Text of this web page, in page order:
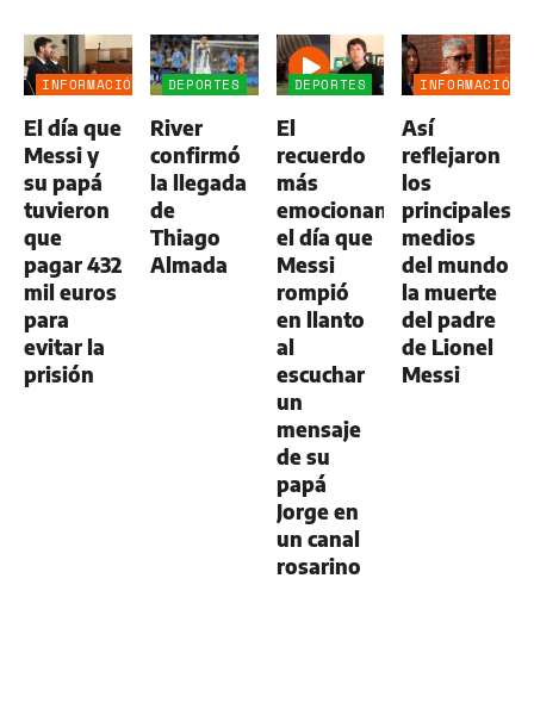
INFORMACIÓN
El día que
Messi y
su papá
tuvieron
que
pagar 432
mil euros
para
evitar la
prisión
DEPORTES
River
confirmó
la llegada
de
Thiago
Almada
DEPORTES
El
recuerdo
más
emocionante:
el día que
Messi
rompió
en llanto
al
escuchar
un
mensaje
de su
papá
Jorge en
un canal
rosarino
INFORMACIÓN
Así
reflejaron
los
principales
medios
del mundo
la muerte
del padre
de Lionel
Messi